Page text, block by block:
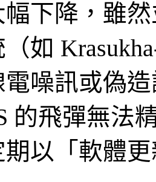
下降，雖
如
噪訊或偽
的飛彈無法
以「軟體